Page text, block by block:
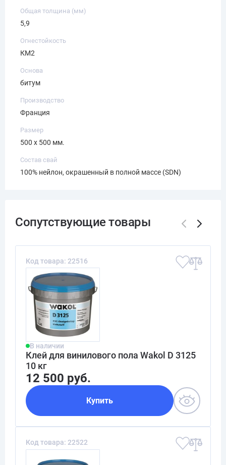
Общая толщина (мм)
5,9
Огнестойкость
КМ2
Основа
битум
Производство
Франция
Размер
500 х 500 мм.
Состав свай
100% нейлон, окрашенный в полной массе (SDN)
Код товара: 22516
В наличии
Клей для винилового пола Wakol D 3125
10 кг
12 500 руб.
Купить
Код товара: 22522